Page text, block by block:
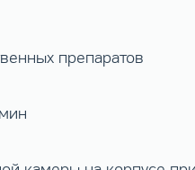
препаратов